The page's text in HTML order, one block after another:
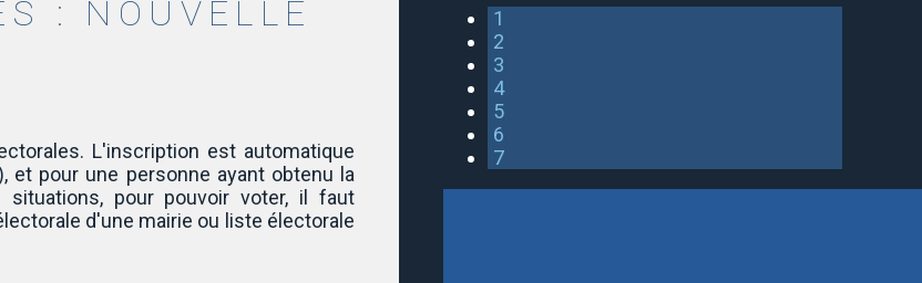
: NOUVELLE
L'inscription est automatique
pour une personne ayant obtenu la
pour pouvoir voter, il faut
d'une mairie ou liste électorale
1
2
3
4
5
6
7